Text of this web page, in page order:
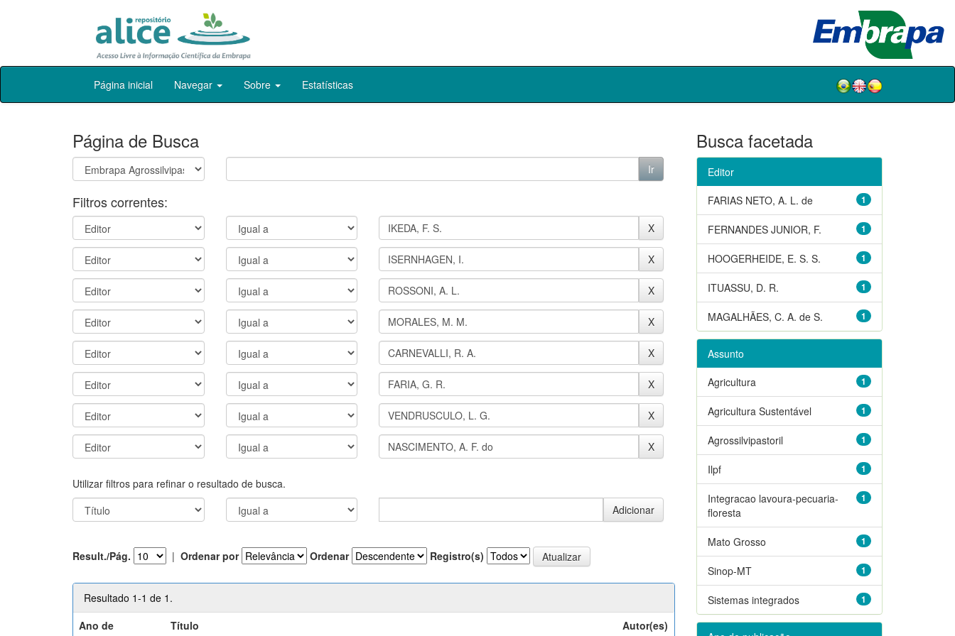
Skip
Página inicial Navegar Sobre Estatísticas
Página de Busca
Filtros correntes:
Utilizar filtros para refinar o resultado de busca.
Result./Pág. | Ordenar por Ordenar Registro(s)
Resultado 1-1 de 1.
Ano de
Título Autor(es)
Busca facetada
Editor
1
FARIAS NETO, A. L. de
1
FERNANDES JUNIOR, F.
1
HOOGERHEIDE, E. S. S.
1
ITUASSU, D. R.
1
MAGALHÃES, C. A. de S.
Assunto
1
Agricultura
1
Agricultura Sustentável
1
Agrossilvipastoril
1
Ilpf
1
Integracao lavoura-pecuaria-
floresta
1
Mato Grosso
1
Sinop-MT
1
Sistemas integrados